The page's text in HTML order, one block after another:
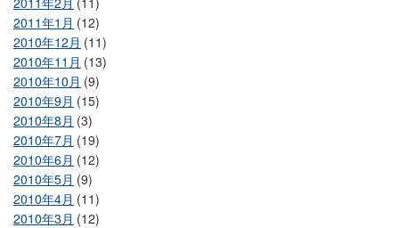
2011年1月 (12)
2010年12月 (11)
2010年11月 (13)
2010年10月 (9)
2010年9月 (15)
2010年8月 (3)
2010年7月 (19)
2010年6月 (12)
2010年5月 (9)
2010年4月 (11)
2010年3月 (12)